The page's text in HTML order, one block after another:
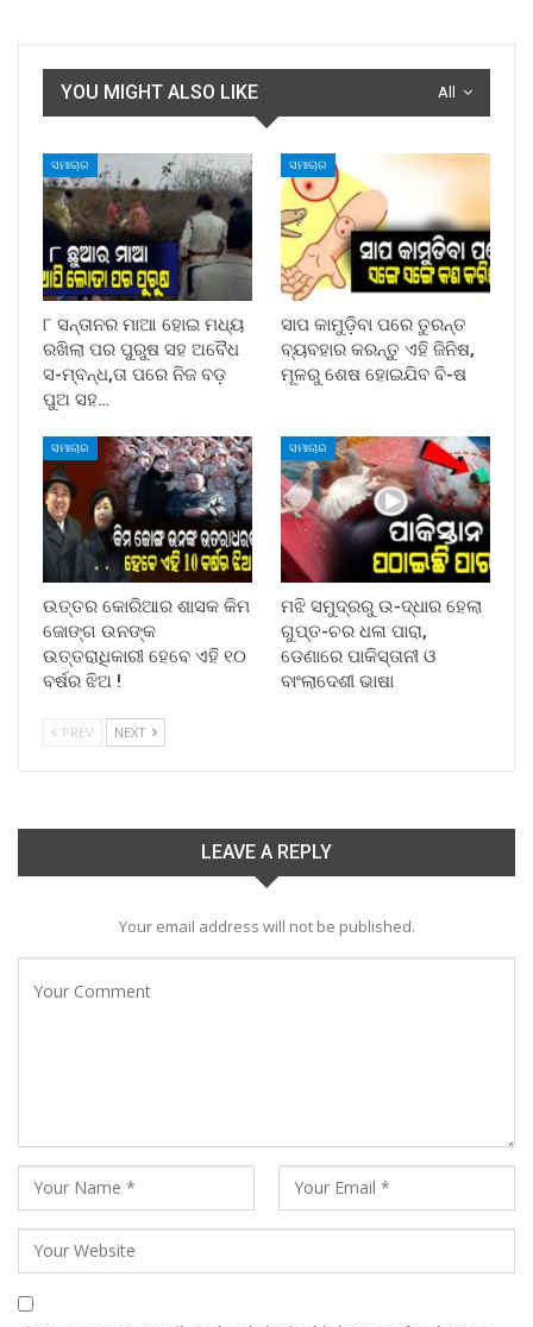
All
YOU MIGHT ALSO LIKE
ସମାଚାର
୮ ସନ୍ତାନର ମାଆ ହୋଇ ମଧ୍ୟ
ରଖିଲା ପର ପୁରୁଷ ସହ ଅବୈଧ
ସ-ମ୍ବନ୍ଧ,ତା ପରେ ନିଜ ବଡ଼
ପୁଅ ସହ…
ସମାଚାର
ସାପ କାମୁଡ଼ିବା ପରେ ତୁରନ୍ତ
ବ୍ୟବହାର କରନ୍ତୁ ଏହି ଜିନିଷ,
ମୂଳରୁ ଶେଷ ହୋଇଯିବ ବି-ଷ
ସମାଚାର
ଉତ୍ତର କୋରିଆର ଶାସକ କିମ
ଜୋଙ୍ଗ ଉନଙ୍କ
ଉତ୍ତରାଧିକାରୀ ହେବେ ଏହି ୧୦
ବର୍ଷର ଝିଅ !
ସମାଚାର
ମଝି ସମୁଦ୍ରରୁ ଉ-ଦ୍ଧାର ହେଲା
ଗୁପ୍ତ-ଚର ଧଳା ପାରା,
ଡେଣାରେ ପାକିସ୍ତାନୀ ଓ
ବାଂଲାଦେଶୀ ଭାଷା
PREV NEXT
LEAVE A REPLY
Your email address will not be published.